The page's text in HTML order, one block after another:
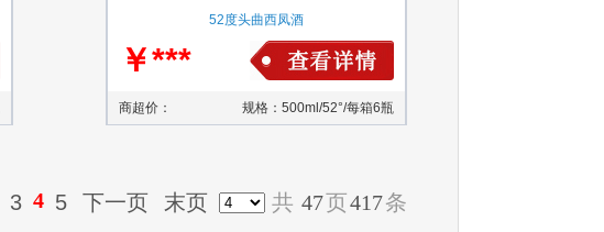
52度头曲西凤酒
￥***
商超价： 规格：500ml/52°/每箱6瓶
3 4 5 下一页 末页 共 47页417条